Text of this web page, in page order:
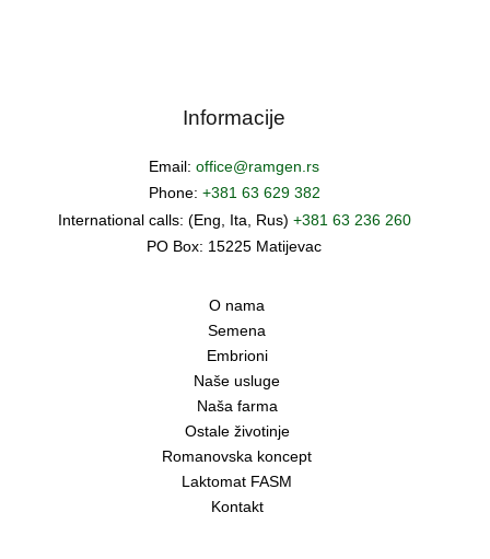
Informacije
Email: office@ramgen.rs
Phone: +381 63 629 382
International calls: (Eng, Ita, Rus) +381 63 236 260
PO Box: 15225 Matijevac
O nama
Semena
Embrioni
Naše usluge
Naša farma
Ostale životinje
Romanovska koncept
Laktomat FASM
Kontakt